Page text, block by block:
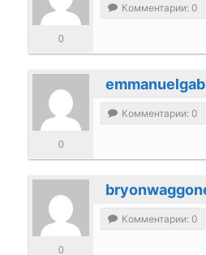
0
Комментарии: 0
0
Комментарии: 0
0
Комментарии: 0